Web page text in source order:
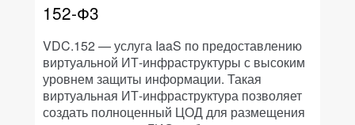
152-Ф3
VDC.152 — услуга IaaS по предоставлению
виртуальной ИТ-инфраструктуры с высоким
уровнем защиты информации. Такая
виртуальная ИТ-инфраструктура позволяет
создать полноценный ЦОД для размещения